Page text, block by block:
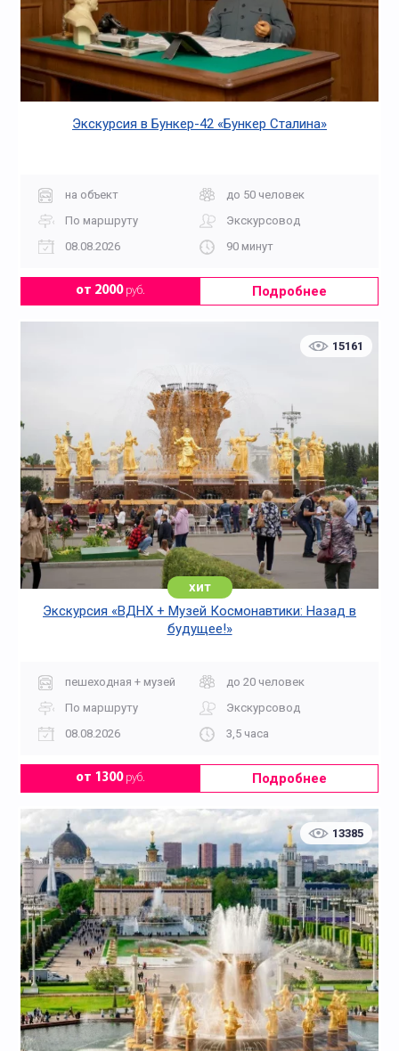
Экскурсия в Бункер-42 «Бункер Сталина»
на объект
до 50 человек
По маршруту
Экскурсовод
08.08.2026
90 минут
от 2000руб. Подробнее
15161
хит
Экскурсия «ВДНХ + Музей Космонавтики: Назад в
будущее!»
пешеходная + музей
до 20 человек
По маршруту
Экскурсовод
08.08.2026
3,5 часа
от 1300руб. Подробнее
13385